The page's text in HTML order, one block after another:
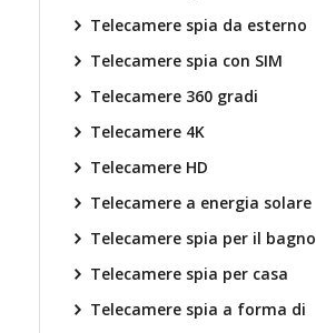
Telecamere spia da esterno
Telecamere spia con SIM
Telecamere 360 gradi
Telecamere 4K
Telecamere HD
Telecamere a energia solare
Telecamere spia per il bagno
Telecamere spia per casa
Telecamere spia a forma di